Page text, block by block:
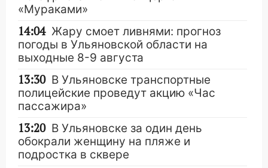
«Мураками»
14:04 Жару смоет ливнями: прогноз
погоды в Ульяновской области на
выходные 8-9 августа
13:30 В Ульяновске транспортные
полицейские проведут акцию «Час
пассажира»
13:20 В Ульяновске за один день
обокрали женщину на пляже и
подростка в сквере